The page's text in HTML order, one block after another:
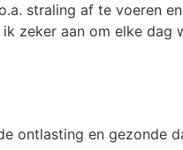
straling af te voeren
zeker aan om elke dag
ontlasting en gezonde